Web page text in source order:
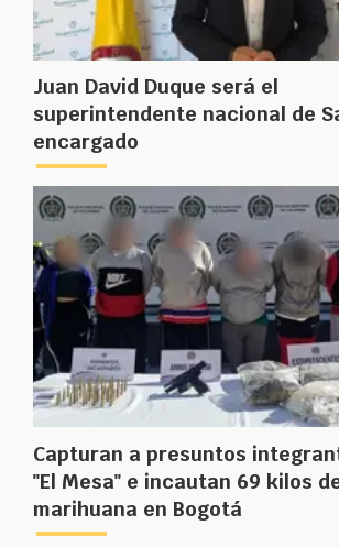
Juan David Duque será el
superintendente nacional de
encargado
Capturan a presuntos
"El Mesa" e incautan 69 kilos
marihuana en Bogotá